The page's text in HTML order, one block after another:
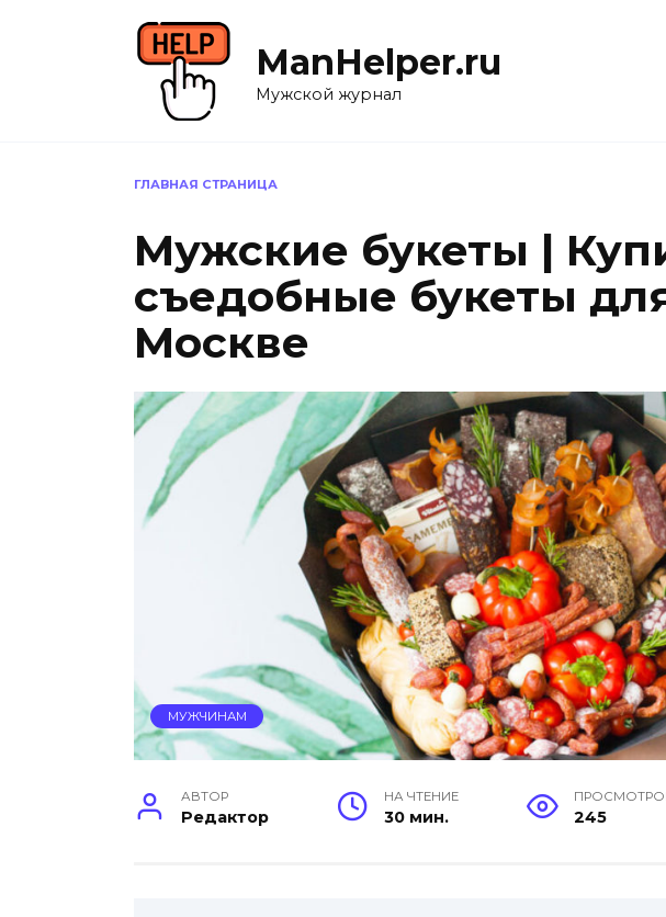
ManHelper.ru
Мужской журнал
ГЛАВНАЯ СТРАНИЦА
Мужские букеты |
съедобные букеты
Москве
МУЖЧИНАМ
АВТОР
Редактор
НА ЧТЕНИЕ
30 мин. 245